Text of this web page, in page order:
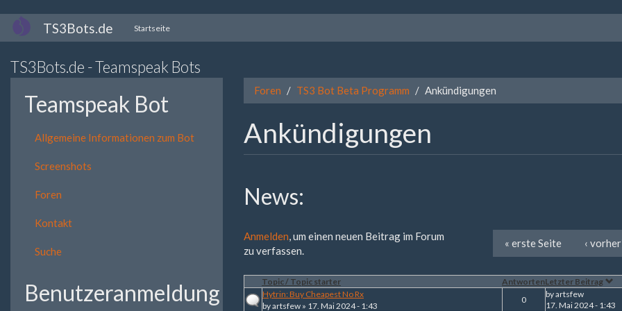
Direkt
zum
TS3Bots.de Startseite
TS3Bots.de - Teamspeak Bots
Teamspeak Bot
Allgemeine Informationen zum Bot
Screenshots
Foren
Kontakt
Suche
Benutzeranmeldung
Foren TS3 Bot Beta Programm Ankündigungen
Ankündigungen
News:
Anmelden, um einen neuen Beitrag im Forum
zu verfassen.
« erste Seite ‹
Topic / Topic starter AntwortenLetzter Beitrag
Hytrin: Buy Cheapest No Rx
byartsfew » 17. Mai 2024 - 1:43
0
byartsfew
17. Mai 2024 - 1:43